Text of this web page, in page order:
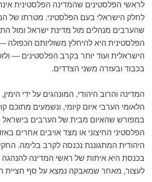
לראשי הפלסטינים שהמדינה הפלסטינית
לחלק הישראלי בעם הפלסטיני. מטרתו של
שהערבים מנהלים מול מדינת ישראל ומול
הפלסטינית היא להיחלץ משוליותם
הישראלית ועוד יותר בקרב הפלסטינים —
בכבוד ובעזרה משני הצדדים.
המדינה והרוב היהודי, המונהגים על ידי
הלאומי הערבי איום קיומי, ונשמעים מתוכם
במפורש שהאיום מבית של הערבים בישראל
הפלסטיני החיצוני או מצד אויבים אחרים
היהודית המתגוננת נכנסה לקרב בלימה.
בכנסת היא איתות של ראשי המדינה
לעצור, מאחר שמאבקה נמצא על סף חציית